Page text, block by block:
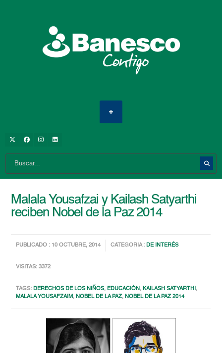
Malala Yousafzai y Kailash Satyarthi
reciben Nobel de la Paz 2014
PUBLICADO : 10 OCTUBRE, 2014 CATEGORIA :DE INTERÉS
VISITAS: 3372
TAGS:DERECHOS DE LOS NIÑOS, EDUCACIÓN,KAILASH SATYARTHI,
MALALA YOUSAFZAIM,NOBEL DE LA PAZ,NOBEL DE LA PAZ 2014